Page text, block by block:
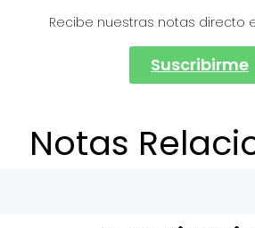
Recibe nuestras notas directo
Suscribirme
Notas